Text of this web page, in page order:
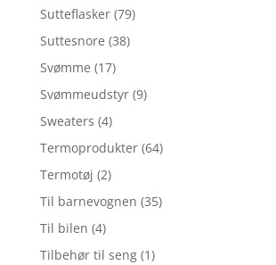
Sutteflasker (79)
Suttesnore (38)
Svømme (17)
Svømmeudstyr (9)
Sweaters (4)
Termoprodukter (64)
Termotøj (2)
Til barnevognen (35)
Til bilen (4)
Tilbehør til seng (1)